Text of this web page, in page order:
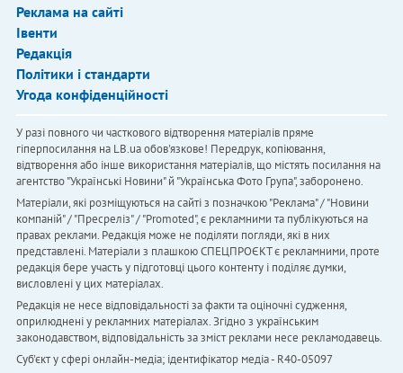
Реклама на сайті
Івенти
Редакція
Політики і стандарти
Угода конфіденційності
У разі повного чи часткового відтворення матеріалів пряме
гіперпосилання на LB.ua обов'язкове! Передрук, копіювання,
відтворення або інше використання матеріалів, що містять посилання на
агентство "Українськi Новини" й "Українська Фото Група", заборонено.
Матеріали, які розміщуються на сайті з позначкою "Реклама" / "Новини
компаній" / "Пресреліз" / "Promoted", є рекламними та публікуються на
правах реклами. Редакція може не поділяти погляди, які в них
представлені. Матеріали з плашкою СПЕЦПРОЄКТ є рекламними, проте
редакція бере участь у підготовці цього контенту і поділяє думки,
висловлені у цих матеріалах.
Редакція не несе відповідальності за факти та оціночні судження,
оприлюднені у рекламних матеріалах. Згідно з українським
законодавством, відповідальність за зміст реклами несе рекламодавець.
Cуб'єкт у сфері онлайн-медіа; ідентифікатор медіа - R40-05097